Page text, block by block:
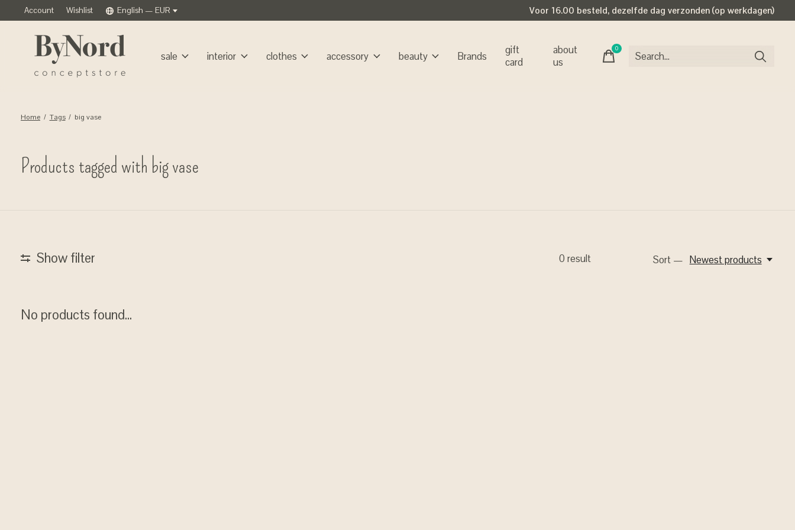
Account Wishlist English — EUR Voor 16.00 besteld, dezelfde dag verzonden (op werkdagen)
sale interior clothes accessory beauty Brands
gift
card
about
us
0items
Home / Tags / big vase
Products tagged with big vase
Show filter 0 result Sort — Newest products
No products found...